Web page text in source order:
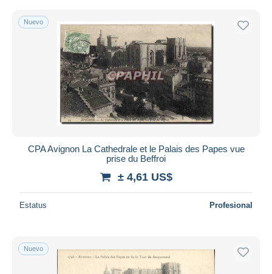
Nuevo
CPA Avignon La Cathedrale et le Palais des Papes vue
prise du Beffroi
± 4,61 US$
Estatus Profesional
Nuevo